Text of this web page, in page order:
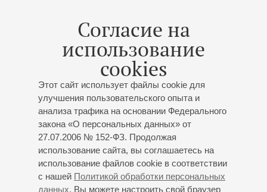
Согласие на
использование
cookies
Этот сайт использует файлы cookie для
улучшения пользовательского опыта и
анализа трафика на основании Федерального
закона «О персональных данных» от
27.07.2006 № 152-ФЗ. Продолжая
использование сайта, вы соглашаетесь на
использование файлов cookie в соответствии
с нашей Политикой обработки персональных
данных. Вы можете настроить свой браузер
Сотрудничал с оркестрами Московской филармонии,
Московским симфоническим оркестром, оркестром
«Русская Филармония», Камерным оркестром
Московской филармонии, Камерным оркестром
«Кремлин», Российской Камератой, ансамблем
аутентичной музыки “Pratum Integrum”, оркестром
«Виртуозы Москвы». Выступал в ансамблях с
И.Архиповой, М.Касрашвили, органистами Л.Ройзманом,
О.Янченко, Р.Абдуллиным, Е.Кейлиной, пианистами
Т.Николаевой, Е.Малининым, А.Любимовым,
А.Гиндиным, М.Лидским. Е.Мечетиной, трубачами
Ф.Смитом, Дж.Томпсоном, Ф.Миллзом, тромбонистами
Дж.Алесси, Э.Юсуповым, ансамблем Penta Brass